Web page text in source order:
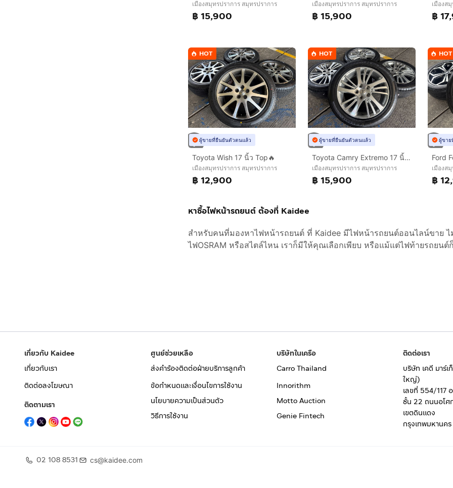
เมืองสมุทรปราการ สมุทรปราการ
฿ 15,900
เมืองสมุทรปราการ สมุทรปราการ
฿ 15,900
เมืองส
฿
HOT
ผู้ขายที่ยืนยันตัวตนแล้ว
Toyota Wish 17 นิ้ว Top🔥
เมืองสมุทรปราการ สมุทรปราการ
฿ 12,900
HOT
ผู้ขายที่ยืนยันตัวตนแล้ว
Toyota Camry Extremo 17 นิ้ว Top🔥
เมืองสมุทรปราการ สมุทรปราการ
฿ 15,900
HOT
ผู้ขาย
Ford
เมืองส
฿
หาซื้อไฟหน้ารถยนต์ ต้องที่ Kaidee
สำหรับคนที่มองหาไฟหน้ารถยนต์ ที่ Kaidee มีไฟหน้ารถยนต์ออนไลน์ขาย ไ
ไฟOSRAM หรือสไตล์ไหน เราก็มีให้คุณเลือกเพียบ หรือแม้แต่ไฟท้ายรถยนต์
เกี่ยวกับ Kaidee
เกี่ยวกับเรา
ติดต่อลงโฆษณา
ติดตามเรา
ศูนย์ช่วยเหลือ
ส่งคำร้องติดต่อฝ่ายบริการลูกค้า
ข้อกำหนดและเงื่อนไขการใช้งาน
นโยบายความเป็นส่วนตัว
วิธีการใช้งาน
บริษัทในเครือ
Carro Thailand
Innorithm
Motto Auction
Genie Fintech
ติดต่อเรา
บริษัท เคดี มาร์
ใหญ่)
เลขที่ 554/117
ชั้น 22 ถนนอโศ
เขตดินแดง
กรุงเทพมหานค
02 108 8531 cs@kaidee.com